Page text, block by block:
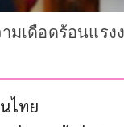
มเดือดร้อนแร
ไทย